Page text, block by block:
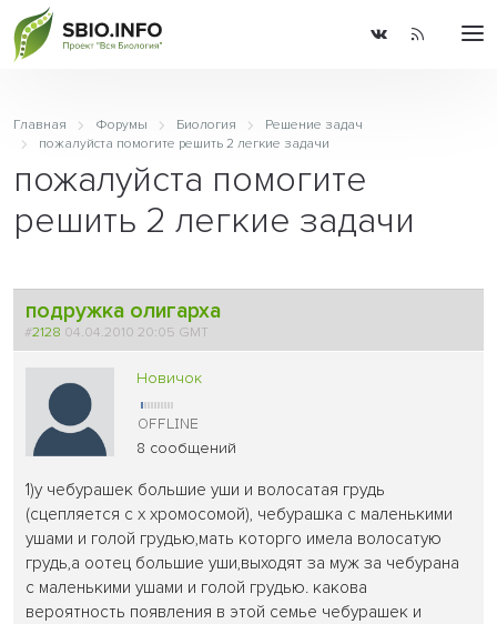
Главная Форумы Биология
Решение задач
пожалуйста помогите решить 2 легкие задачи
пожалуйста помогите
решить 2 легкие задачи
подружка олигарха
#2128 04.04.2010 20:05 GMT
Новичок
8 сообщений
1)у чебурашек большие уши и волосатая грудь
(сцепляется с х хромосомой), чебурашка с маленькими
ушами и голой грудью,мать которго имела волосатую
грудь,а оотец большие уши,выходят за муж за чебурана
с маленькими ушами и голой грудью. какова
вероятность появления в этой семье чебурашек и